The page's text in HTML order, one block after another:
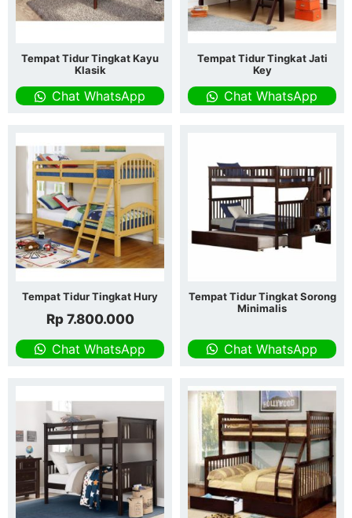
Tempat Tidur Tingkat Kayu
Klasik
Chat WhatsApp
Tempat Tidur Tingkat Jati
Key
Chat WhatsApp
Tempat Tidur Tingkat Hury
Rp7.800.000
Chat WhatsApp
Tempat Tidur Tingkat Sorong
Minimalis
Chat WhatsApp